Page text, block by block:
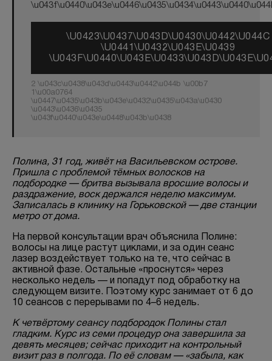
\U0423\U0437\U043D\U0430\U0442\U044C
\U0441\U0432\U043E\U0439
2 \u043c\u0438\u043d\u0443\u0442\u044b \u00b7
1\u00a0764
\u0447\u0435\u043b\u043e\u0432\u0435\u043a\u0430
\u0443\u0436\u0435
\u043f\u0440\u043e\u0448\u043b\u0438
Полина, 31 год, живёт на Васильевском острове.
Пришла с проблемой тёмных волосков на
подбородке — бритва вызывала вросшие волосы и
раздражение, воск держался неделю максимум.
Записалась в клинику на Горьковской — две станции
метро от дома.
На первой консультации врач объяснила Полине:
волосы на лице растут циклами, и за один сеанс
лазер воздействует только на те, что сейчас в
активной фазе. Остальные «проснутся» через
несколько недель — и попадут под обработку на
следующем визите. Поэтому курс занимает от 6 до
10 сеансов с перерывами по 4–6 недель.
К четвёртому сеансу подбородок Полины стал
гладким. Курс из семи процедур она завершила за
девять месяцев; сейчас приходит на контрольный
визит раз в полгода. По её словам — «забыла, как